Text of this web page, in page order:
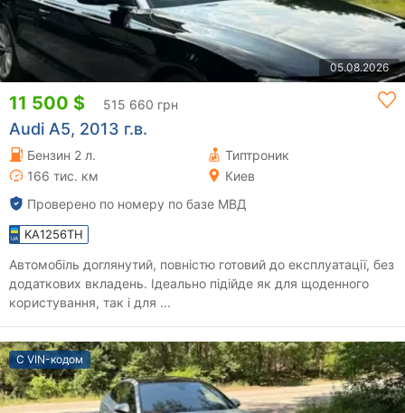
05.08.2026
11 500 $ 515 660 грн
Audi A5, 2013 г.в.
Бензин 2 л.
Типтроник
166 тис. км
Киев
Проверено по номеру по базе МВД
KA1256TH
Автомобіль доглянутий, повністю готовий до експлуатації, без
додаткових вкладень. Ідеально підійде як для щоденного
користування, так і для ...
С VIN-кодом